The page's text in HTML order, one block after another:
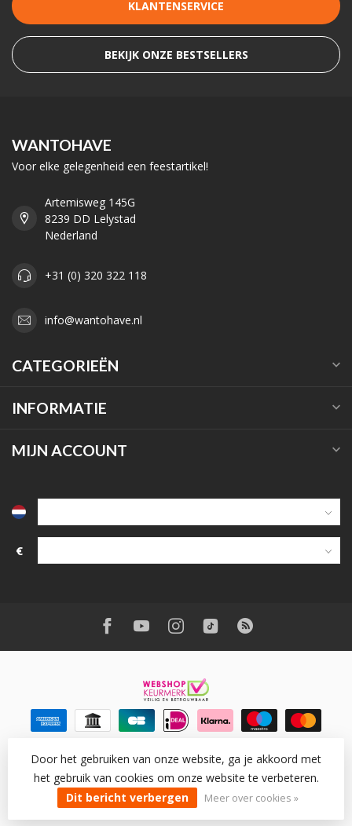
KLANTENSERVICE
BEKIJK ONZE BESTSELLERS
WANTOHAVE
Voor elke gelegenheid een feestartikel!
Artemisweg 145G
8239 DD Lelystad
Nederland
+31 (0) 320 322 118
info@wantohave.nl
CATEGORIEËN
INFORMATIE
MIJN ACCOUNT
€
© Copyright 2026 Wantohave- Powered by Lightspeed-
Lightspeed designby Dyvelopment
Door het gebruiken van onze website, ga je akkoord met
het gebruik van cookies om onze website te verbeteren.
Dit bericht verbergen
Meer over cookies »